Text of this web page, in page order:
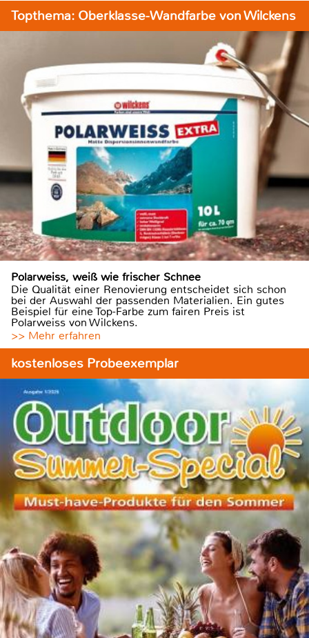
Topthema: Oberklasse-Wandfarbe von Wilckens
Polarweiss, weiß wie frischer Schnee
Die Qualität einer Renovierung entscheidet sich schon
bei der Auswahl der passenden Materialien. Ein gutes
Beispiel für eine Top-Farbe zum fairen Preis ist
Polarweiss von Wilckens.
>> Mehr erfahren
kostenloses Probeexemplar